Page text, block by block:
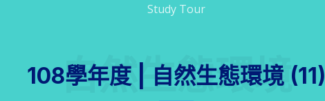
Study Tour
自然生態環境
108學年度 | 自然生態環境 (11)